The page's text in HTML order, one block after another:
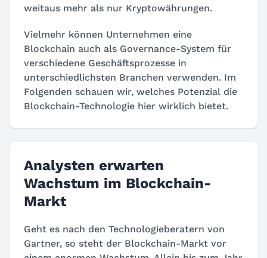
weitaus mehr als nur Kryptowährungen.
Vielmehr können Unternehmen eine
Blockchain auch als Governance-System für
verschiedene Geschäftsprozesse in
unterschiedlichsten Branchen verwenden. Im
Folgenden schauen wir, welches Potenzial die
Blockchain-Technologie hier wirklich bietet.
Analysten erwarten
Wachstum im Blockchain-
Markt
Geht es nach den Technologieberatern von
Gartner, so steht der Blockchain-Markt vor